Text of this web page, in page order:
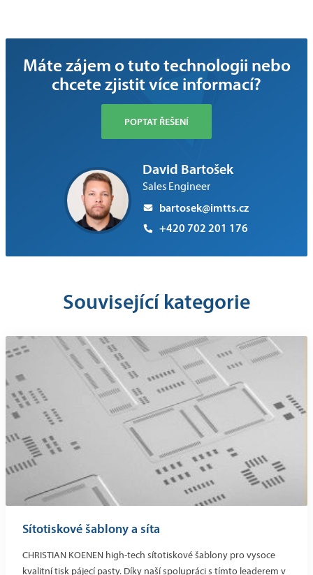
Máte zájem o tuto technologii nebo
chcete zjistit více informací?
POPTAT ŘEŠENÍ
David Bartošek
Sales Engineer
bartosek@imtts.cz
+420 702 201 176
Související kategorie
Sítotiskové šablony a síta
CHRISTIAN KOENEN high-tech sítotiskové šablony pro vysoce
kvalitní tisk pájecí pasty. Díky naší spolupráci s tímto leaderem v